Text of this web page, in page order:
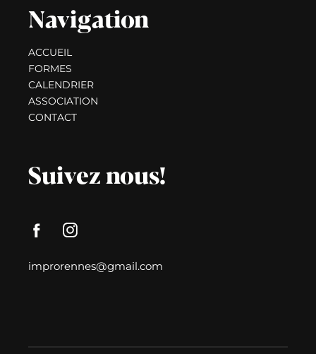
Navigation
ACCUEIL
FORMES
CALENDRIER
ASSOCIATION
CONTACT
Suivez nous!
improrennes@gmail.com